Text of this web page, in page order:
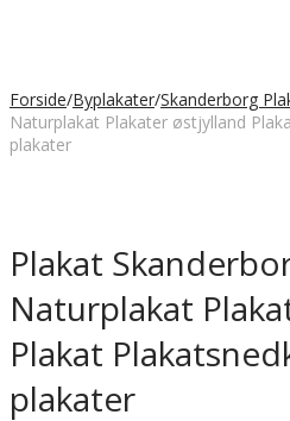
Forside/Byplakater/Skanderborg
Naturplakat Plakater østjylland
plakater
Plakat
Naturplakat
Plakat
plakater